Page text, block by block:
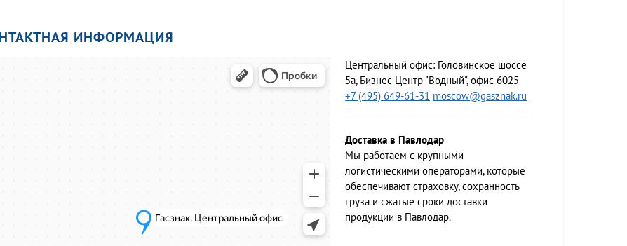
ИНФОРМАЦИЯ
Центральный офис: Головинское шоссе
5а, Бизнес-Центр "Водный", офис 6025
+7 (495) 649-61-31 moscow@gasznak.ru
Доставка в Павлодар
Мы работаем c крупными
логистическими операторами, которые
обеспечивают страховку, сохранность
груза и сжатые сроки доставки
продукции в Павлодар.